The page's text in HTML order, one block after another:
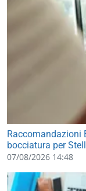
Raccomandazioni
bocciatura per
07/08/2026 14:48